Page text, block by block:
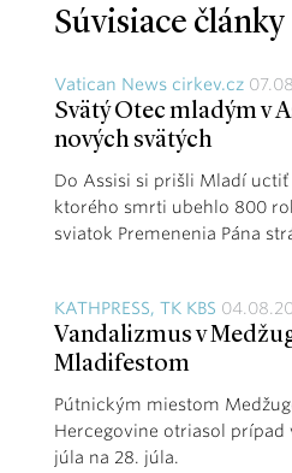
Súvisiace články
Vatican News cirkev.cz
Svätý Otec mladým v
nových svätých
Do Assisi si prišli Mladí uctiť
ktorého smrti ubehlo 800
sviatok Premenenia Pána
KATHPRESS, TK KBS
Vandalizmus v
Mladifestom
Pútnickým miestom
Hercegovine otriasol prípad
júla na 28. júla.